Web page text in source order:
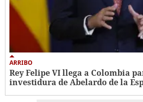
ARRIBO
Rey Felipe VI llega a Colombia
investidura de Abelardo de la